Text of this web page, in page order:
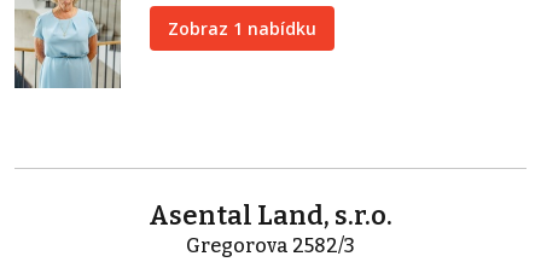
Zobraz 1 nabídku
Asental Land, s.r.o.
Gregorova 2582/3